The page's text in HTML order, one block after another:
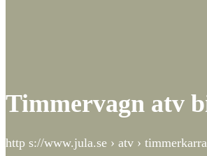
Timmervagn atv
http s://www.jula.se › atv ›